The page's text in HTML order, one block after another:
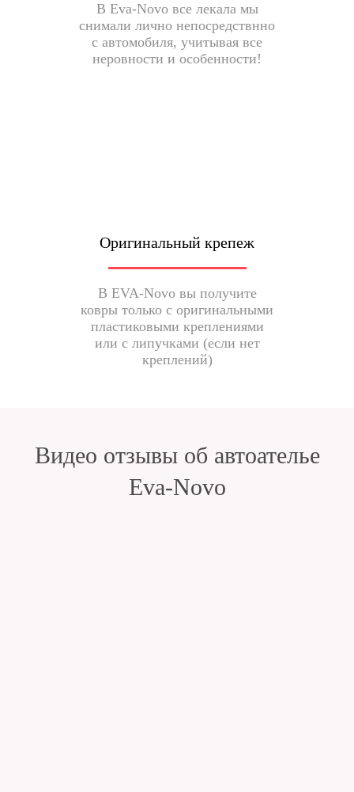
В Eva-Novo все лекала мы
снимали лично непосредствнно
с автомобиля, учитывая все
неровности и особенности!
Оригинальный крепеж
В EVA-Novo вы получите
ковры только с оригинальными
пластиковыми креплениями
или с липучками (если нет
креплений)
Видео отзывы об автоателье
Eva-Novo